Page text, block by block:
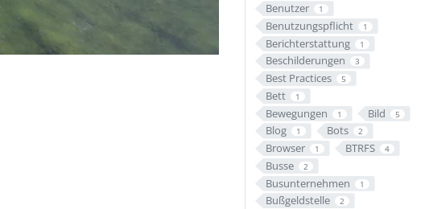
Benutzer 1
Benutzungspflicht 1
Berichterstattung 1
Beschilderungen 3
Best Practices 5
Bett 1
Bewegungen 1 Bild 5
Blog 1 Bots 2
Browser 1 BTRFS 4
Busse 2
Busunternehmen 1
Bußgeldstelle 2